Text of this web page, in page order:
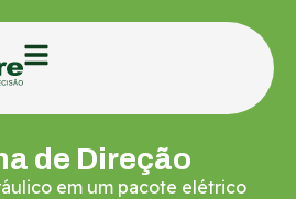
de Direção
em um pacote elétrico